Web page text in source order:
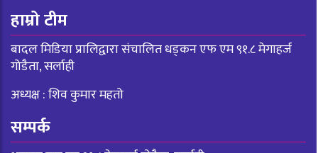
हाम्रो टीम
बादल मिडिया प्रालिद्वारा संचालित धड्कन एफ एम ९१.८ मेगाहर्ज
गोडैता, सर्लाही
अध्यक्ष : शिव कुमार महतो
सम्पर्क